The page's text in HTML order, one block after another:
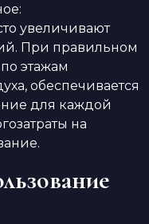
увеличивают
При правильном
этажам
обеспечивается
для каждой
на